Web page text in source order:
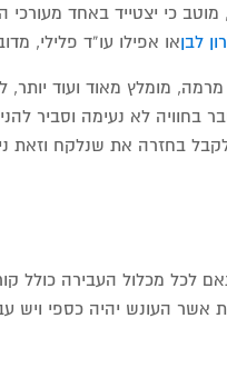
כי יצטייד באחד מעורכי
לבןאו אפילו עו”ד פלילי,
מומלץ מאוד ועוד יותר,
לא נעימה וסביר
בחזרה את שנלקח וזאת
לכל מכלול העבירה כולל
אשר העונש יהיה כספי ויש